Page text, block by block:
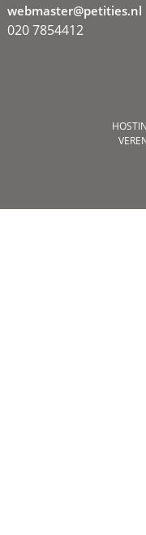
webmaster@petities.nl
020 7854412